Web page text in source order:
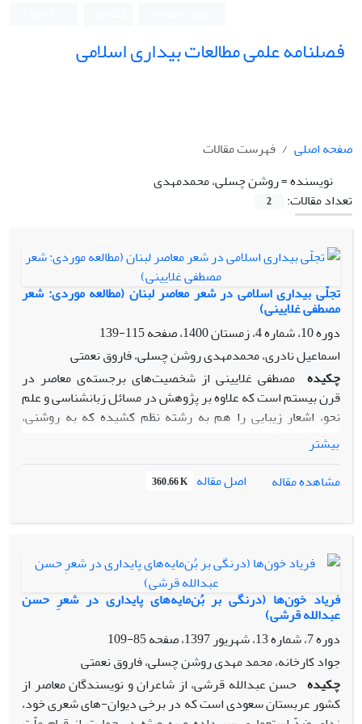
فصلنامه علمی مطالعات بیداری اسلامی
صفحه اصلی
فهرست مقالات
نویسنده =روشن چسلی، محمدمهدی
تعداد مقالات:
2
تجلّی بیداری اسلامی در شعر معاصر لبنان (مطالعه موردی: شعر
مصطفی غلایینی)
دوره 10، شماره 4، زمستان 1400، صفحه
115-139
اسماعیل نادری، محمدمهدی روشن چسلی، فاروق نعمتی
چکیده مصطفی غلایینی از شخصیت‌های برجسته‌ی معاصر در
قرن بیستم است که علاوه بر پژوهش در مسائل زبانشناسی و علم
نحو، اشعار زیبایی را هم به رشته نظم کشیده که به روشنی،
اندیشه‌ها و آراء سیاسی- اجتماعی وی را بازتاب می‌دهد. او توجه
ویژه‌ای به جوانان داشته به طوری که بیشتر قصائد خود را با خطاب
قرار دادن جوانان و فرزندان وطن آغاز کرده است. غلایینی آنان را
به فراگیری دانش، بینش درست سیاسی، استعمارستیزی و تلاش
استفاده از منابع کتابخانه ای انجام شده است(روش) به این نتیجه
رسیده که شاعر برای گسترش و پویایی جنبش بیداری اسلامی و
نهادینه کردن آن به عنوان یک عامل تاثیر گذار برای مقابله با
استبداد و استعمارگران و رفتارهای هنجارشکنانه آنان, مولفه های
مختلف بیداری اسلامی از جمله شهادت طلبی, وحدت اسلامی,
مقاومت در برار مشکلات, تقویت روحیه پایداری, تقویت معرفت
دینی و خودباوری و ظلم ستیزی, اعتماد به نفس در جوانان و عمق
بخشیدن به آگاهی آنان وپرهیز از تفرقه نژادی را در دیوان خود
به تصویر کشیده است(یافته ها و نتیجه).
بیشتر
مشاهده مقاله
اصل مقاله 360.66 K
فریاد خون‌ها (درنگی بر بُن‌مایه‌های پایداری در شعرِ حسن
عبدالله قرشی)
دوره 7، شماره 13، شهریور 1397، صفحه
85-109
جواد کارخانه، محمد مهدی روشن چسلی، فاروق نعمتی
چکیده حسن عبدالله قرشی، از شاعران و نویسندگان معاصر از
کشور عربستان سعودی است که در برخی دیوان-های شعری خود،